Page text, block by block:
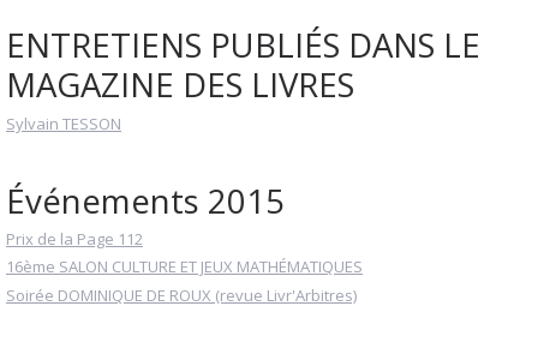
ENTRETIENS PUBLIÉS DANS LE
MAGAZINE DES LIVRES
Sylvain TESSON
Événements 2015
Prix de la Page 112
16ème SALON CULTURE ET JEUX MATHÉMATIQUES
Soirée DOMINIQUE DE ROUX (revue Livr'Arbitres)